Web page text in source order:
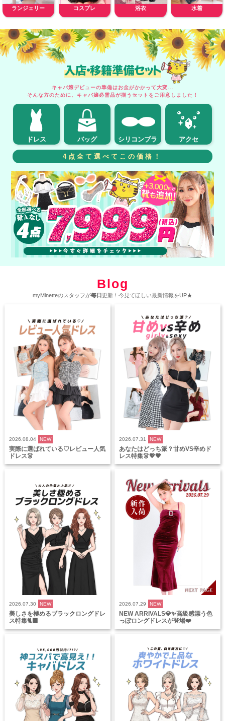
ランジェリー コスプレ 浴衣 水着
入店・移籍準備セット
キャバ嬢デビューの準備はお金がかかって大変...
そんな方のために、キャバ嬢必需品が揃うセットをご用意しました！
ドレス バッグ シリコンブラ アクセ
4点全て選べてこの価格！
Blog
myMinetteのスタッフが毎日 更新！今見てほしい最新情報をUP★
2026.08.04 NEW
実際に選ばれている♡レビュー人気
ドレス👗
2026.07.31 NEW
あなたはどっち派？甘めVS辛めド
レス特集👗💖🖤
2026.07.30 NEW
美しさを極めるブラックロングドレ
ス特集🐈‍⬛
2026.07.29 NEW
NEW ARRIVALS💎✨高級感漂う色
っぽロングドレスが登場❤️